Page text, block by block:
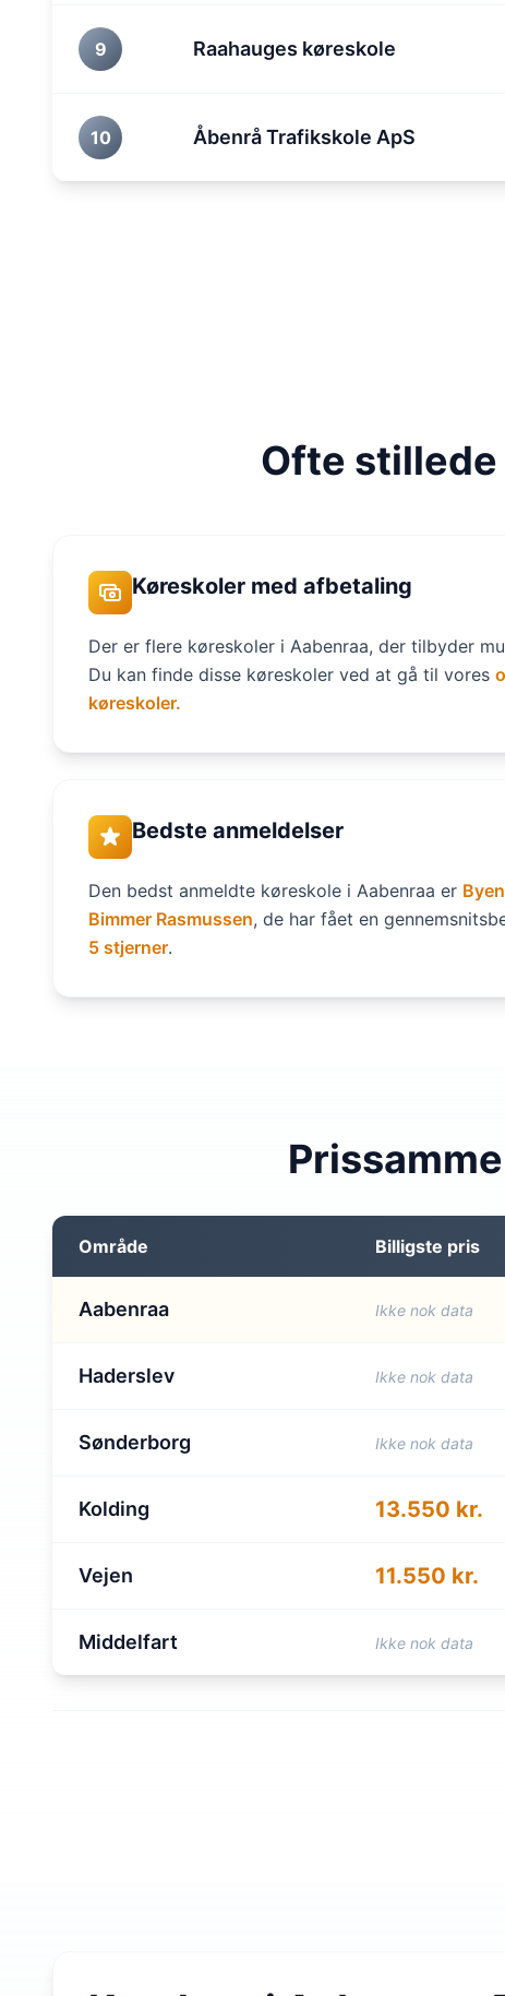
9 Raahauges køreskole
10 Åbenrå Trafikskole ApS
Ofte stillede
Køreskoler med afbetaling
Der er flere køreskoler i Aabenraa, der tilbyder
Du kan finde disse køreskoler ved at gå til vores
køreskoler.
Bedste anmeldelser
Den bedst anmeldte køreskole i Aabenraa er
Bimmer Rasmussen, de har fået en
5 stjerner.
Område Billigste pris
Aabenraa Ikke nok data
Haderslev Ikke nok data
Sønderborg Ikke nok data
Kolding 13.550 kr.
Vejen 11.550 kr.
Middelfart Ikke nok data